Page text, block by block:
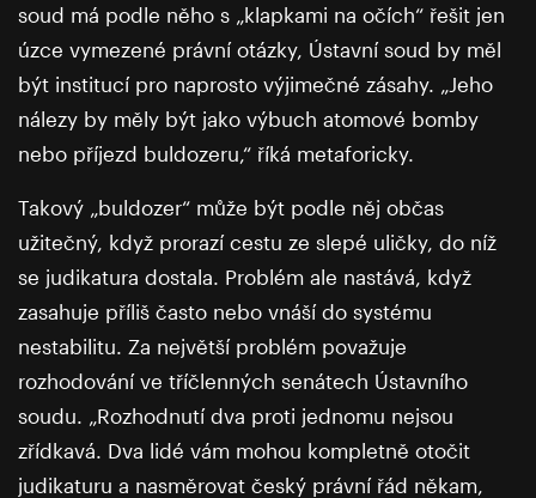
soud má podle něho s „klapkami na očích“ řešit jen
úzce vymezené právní otázky, Ústavní soud by měl
být institucí pro naprosto výjimečné zásahy. „Jeho
nálezy by měly být jako výbuch atomové bomby
nebo příjezd buldozeru,“ říká metaforicky.
Takový „buldozer“ může být podle něj občas
užitečný, když prorazí cestu ze slepé uličky, do níž
se judikatura dostala. Problém ale nastává, když
zasahuje příliš často nebo vnáší do systému
nestabilitu. Za největší problém považuje
rozhodování ve tříčlenných senátech Ústavního
soudu. „Rozhodnutí dva proti jednomu nejsou
zřídkavá. Dva lidé vám mohou kompletně otočit
judikaturu a nasměrovat český právní řád někam,